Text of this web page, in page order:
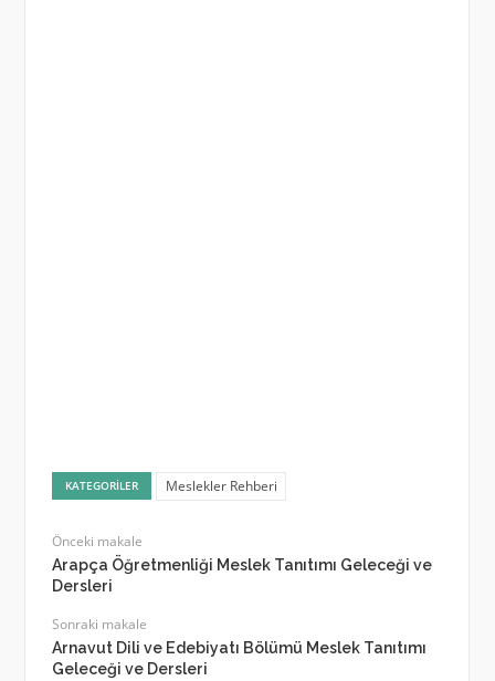
KATEGORILER Meslekler Rehberi
Önceki makale
Arapça Öğretmenliği Meslek Tanıtımı Geleceği ve
Dersleri
Sonraki makale
Arnavut Dili ve Edebiyatı Bölümü Meslek Tanıtımı
Geleceği ve Dersleri